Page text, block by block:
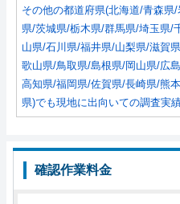
その他の都道府県(北海道/青森
県/茨城県/栃木県/群馬県/埼玉県/
山県/石川県/福井県/山梨県/滋賀
歌山県/鳥取県/島根県/岡山県/広
高知県/福岡県/佐賀県/長崎県/熊
県)でも現地に出向いての調査実
確認作業料金